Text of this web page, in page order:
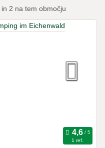
in 2 na tem območju
1 ref.